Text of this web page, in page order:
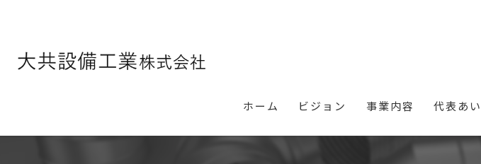
ホーム ビジョン 事業内容 代表あ